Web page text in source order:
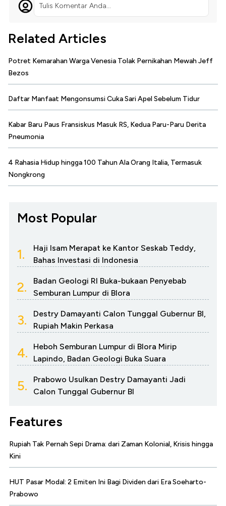
Tulis Komentar Anda...
Related Articles
Potret Kemarahan Warga Venesia Tolak Pernikahan Mewah Jeff
Bezos
Daftar Manfaat Mengonsumsi Cuka Sari Apel Sebelum Tidur
Kabar Baru Paus Fransiskus Masuk RS, Kedua Paru-Paru Derita
Pneumonia
4 Rahasia Hidup hingga 100 Tahun Ala Orang Italia, Termasuk
Nongkrong
Most Popular
1.
Haji Isam Merapat ke Kantor Seskab Teddy,
Bahas Investasi di Indonesia
2.
Badan Geologi RI Buka-bukaan Penyebab
Semburan Lumpur di Blora
3.
Destry Damayanti Calon Tunggal Gubernur BI,
Rupiah Makin Perkasa
4.
Heboh Semburan Lumpur di Blora Mirip
Lapindo, Badan Geologi Buka Suara
5.
Prabowo Usulkan Destry Damayanti Jadi
Calon Tunggal Gubernur BI
Features
Rupiah Tak Pernah Sepi Drama: dari Zaman Kolonial, Krisis hingga
Kini
HUT Pasar Modal: 2 Emiten Ini Bagi Dividen dari Era Soeharto-
Prabowo